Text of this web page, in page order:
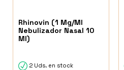
Rhinovin (1 Mg/Ml
Nebulizador Nasal 10
Ml)
2 Uds. en stock